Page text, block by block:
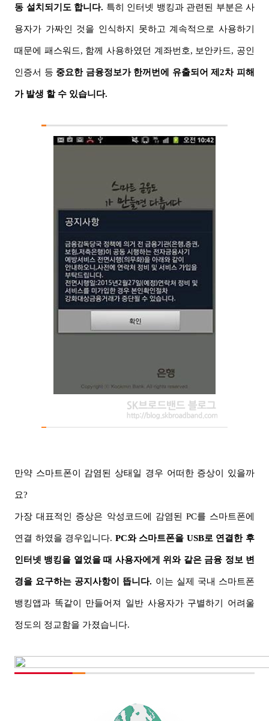
동 설치되기도 합니다. 특히 인터넷 뱅킹과 관련된 부분은 사
용자가 가짜인 것을 인식하지 못하고 계속적으로 사용하기
때문에 패스워드, 함께 사용하였던 계좌번호, 보안카드, 공인
인증서 등 중요한 금융정보가 한꺼번에 유출되어 제2차 피해
가 발생 할 수 있습니다.
만약 스마트폰이 감염된 상태일 경우 어떠한 증상이 있을까
요?
가장 대표적인 증상은 악성코드에 감염된 PC를 스마트폰에
연결 하였을 경우입니다. PC와 스마트폰을 USB로 연결한 후
인터넷 뱅킹을 열었을 때 사용자에게 위와 같은 금융 정보 변
경을 요구하는 공지사항이 뜹니다. 이는 실제 국내 스마트폰
뱅킹앱과 똑같이 만들어져 일반 사용자가 구별하기 어려울
정도의 정교함을 가졌습니다.